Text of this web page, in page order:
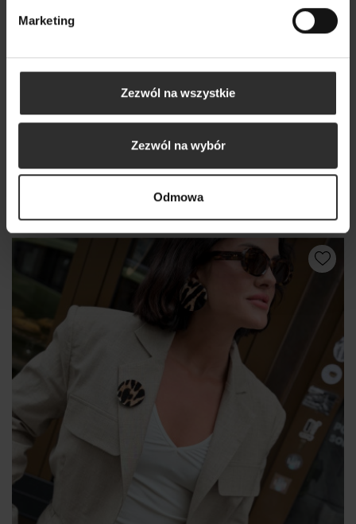
Marketing
Zezwól na wszystkie
Zezwól na wybór
Odmowa
Żakiet Cassie Pink